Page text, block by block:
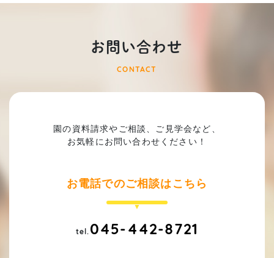
お問い合わせ
CONTACT
園の資料請求やご相談、ご見学会など、
お気軽にお問い合わせください！
お電話でのご相談はこちら
tel. 045-442-8721